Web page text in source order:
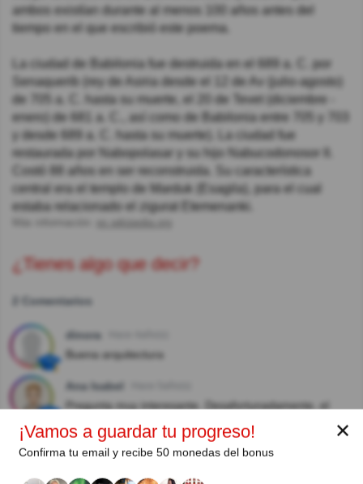
ambos existían durante al menos 100 años antes del
tiempo en el que escribió este poema.
La ciudad de Babilonia fue destruida en el 689 a. C. por
Senaquerib (rey de Asiria desde el 12 de Av (julio-agosto)
de 705 a. C. hasta su muerte, el 20 de Tevet (diciembre -
enero) de 681 a. C., así como de Babilonia entre 705 y 703
y desde 689 a. C. hasta su muerte). La ciudad fue
restaurada por Nabopolasar y su hijo Nabucodonosor II.
Costó 88 años en ser reconstruida. Su característica
central era el templo de Marduk (Esagila), para el cual
estaba relacionado el zigurat Etemenanki.
¿Tienes algo que decir?
2 Comentarios
dinora
Buena arquitectura
Ana Isabel
Pregunta muy interesante. Desafortunadamente, el
Autor:
✕
¡Vamos a guardar tu progreso!
Confirma tu email y recibe 50 monedas del bonus